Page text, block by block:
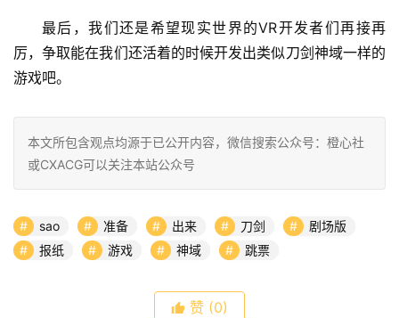
最后，我们还是希望现实世界的VR开发者们再接再
厉，争取能在我们还活着的时候开发出类似刀剑神域一样的
游戏吧。
本文所包含观点均源于已公开内容，微信搜索公众号：橙心社
或CXACG可以关注本站公众号
sao 准备 出来 刀剑
剧场版
报纸
游戏 神域 跳票
赞 (0)